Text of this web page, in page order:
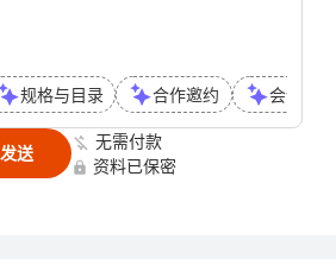
规格与目录 合作邀约 会议或
发送
无需付款
资料已保密